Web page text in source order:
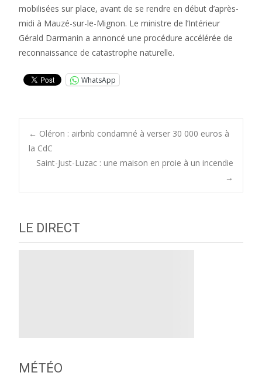
mobilisées sur place, avant de se rendre en début d’après-
midi à Mauzé-sur-le-Mignon. Le ministre de l’Intérieur
Gérald Darmanin a annoncé une procédure accélérée de
reconnaissance de catastrophe naturelle.
WhatsApp
Post
← Oléron : airbnb condamné à verser 30 000 euros à
la CdC
Saint-Just-Luzac : une maison en proie à un incendie
→
LE DIRECT
MÉTÉO